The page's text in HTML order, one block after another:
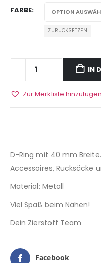
FARBE
ZURÜCKSETZEN
IN
Zur Merkliste hinzufügen
D-Ring mit 40 mm
Accessoires, Rucksäcke
Material: Metall
Viel Spaß beim Nähen!
Dein Zierstoff Team
Facebook